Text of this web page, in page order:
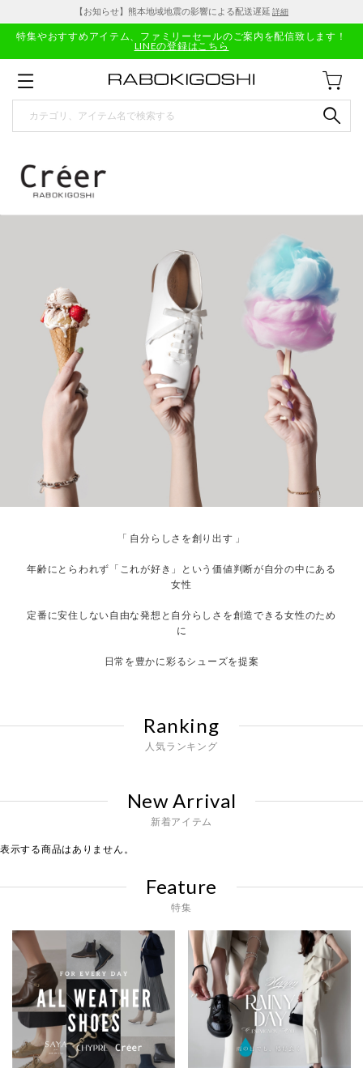
【お知らせ】熊本地域地震の影響による配送遅延 詳細
特集やおすすめアイテム、ファミリーセールのご案内を配信致します！
LINEの登録はこちら
「 自分らしさを創り出す 」
年齢にとらわれず「これが好き」という価値判断が自分の中にある
女性
定番に安住しない自由な発想と自分らしさを創造できる女性のため
に
日常を豊かに彩るシューズを提案
Ranking
人気ランキング
New Arrival
新着アイテム
表示する商品はありません。
Feature
特集